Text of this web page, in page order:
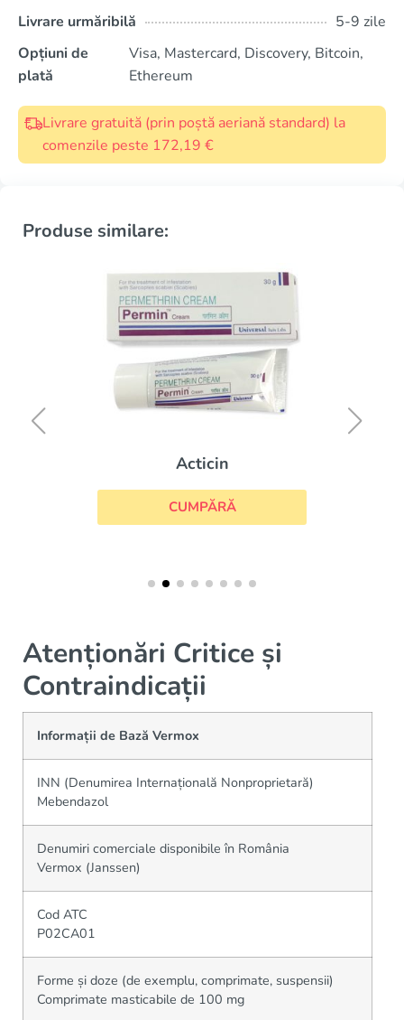
Livrare urmăribilă
5-9 zile
Opțiuni de
plată
Visa, Mastercard, Discovery, Bitcoin,
Ethereum
Livrare gratuită (prin poștă aeriană standard) la
comenzile peste 172,19 €
Produse similare:
Acticin
CUMPĂRĂ
Atenționări Critice și
Contraindicații
Informații de Bază Vermox
INN (Denumirea Internațională Nonproprietară)
Mebendazol
Denumiri comerciale disponibile în România
Vermox (Janssen)
Cod ATC
P02CA01
Forme și doze (de exemplu, comprimate, suspensii)
Comprimate masticabile de 100 mg